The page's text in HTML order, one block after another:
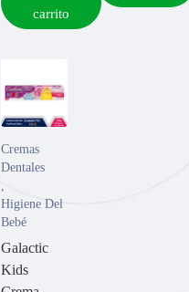
carrito
Cremas
Dentales
Higiene Del
Bebé
Galactic
Kids